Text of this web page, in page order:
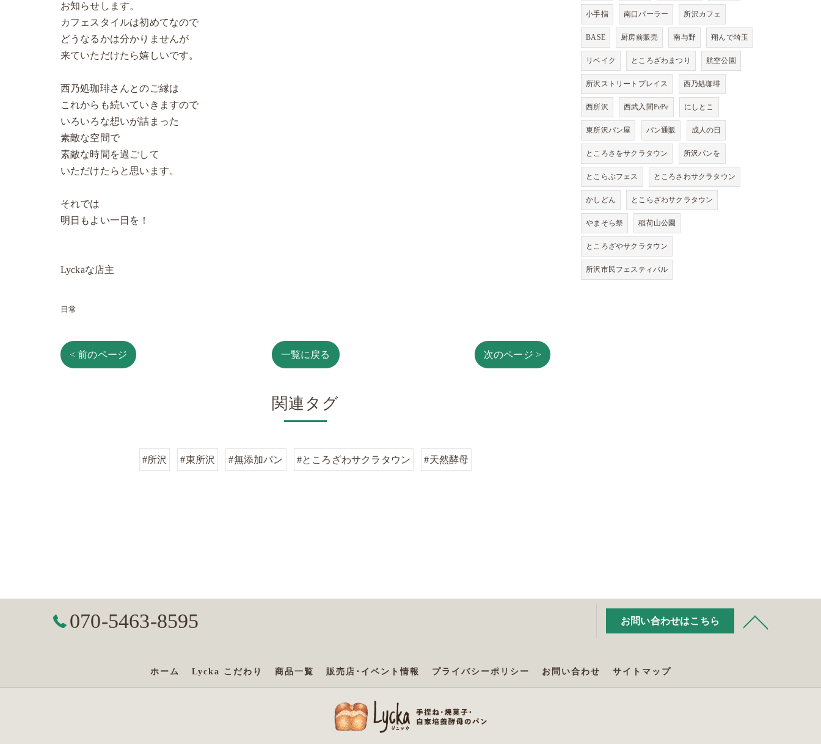
お知らせします。
カフェスタイルは初めてなので
どうなるかは分かりませんが
来ていただけたら嬉しいです。
西乃処珈琲さんとのご縁は
これからも続いていきますので
いろいろな想いが詰まった
素敵な空間で
素敵な時間を過ごして
いただけたらと思います。
それでは
明日もよい一日を！
Lyckaな店主
日常
< 前のページ 一覧に戻る 次のページ >
関連タグ
#所沢 #東所沢 #無添加パン #ところざわサクラタウン #天然酵母
小手指 南口パーラー 所沢カフェ
BASE 厨房前販売 南与野 翔んで埼玉
リベイク ところざわまつり 航空公園
所沢ストリートプレイス 西乃処珈琲
西所沢 西武入間PePe にしとこ
東所沢パン屋 パン通販 成人の日
ところさをサクラタウン 所沢パンを
とこらぶフェス ところさわサクラタウン
かしどん とこらざわサクラタウン
やまそら祭 稲荷山公園
ところざやサクラタウン
所沢市民フェスティバル
070-5463-8595 お問い合わせはこちら
ホーム Lycka こだわり 商品一覧 販売店･イベント情報 プライバシーポリシー お問い合わせ サイトマップ